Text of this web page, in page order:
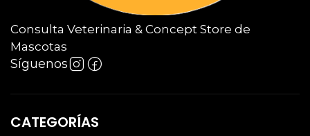
Consulta Veterinaria & Concept Store de
Mascotas
Síguenos
CATEGORÍAS